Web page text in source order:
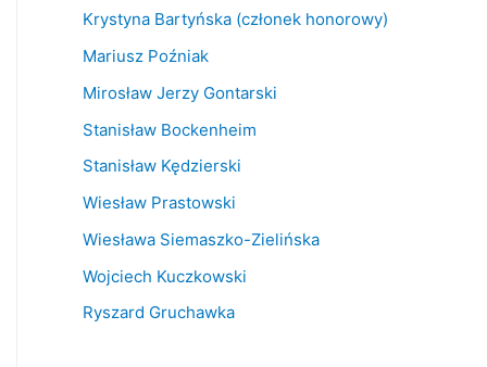
Krystyna Bartyńska (członek honorowy)
Mariusz Poźniak
Mirosław Jerzy Gontarski
Stanisław Bockenheim
Stanisław Kędzierski
Wiesław Prastowski
Wiesława Siemaszko-Zielińska
Wojciech Kuczkowski
Ryszard Gruchawka